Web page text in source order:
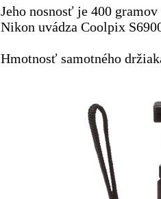
Jeho nosnosť je 400
Nikon uvádza Coolpix
Hmotnosť samotného